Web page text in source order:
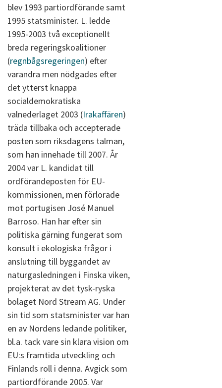
blev 1993 partiordförande samt
1995 statsminister. L. ledde
1995-2003 två exceptionellt
breda regeringskoalitioner
(regnbågsregeringen) efter
varandra men nödgades efter
det ytterst knappa
socialdemokratiska
valnederlaget 2003 (Irakaffären)
träda tillbaka och accepterade
posten som riksdagens talman,
som han innehade till 2007. År
2004 var L. kandidat till
ordförandeposten för EU-
kommissionen, men förlorade
mot portugisen José Manuel
Barroso. Han har efter sin
politiska gärning fungerat som
konsult i ekologiska frågor i
anslutning till byggandet av
naturgasledningen i Finska viken,
projekterat av det tysk-ryska
bolaget Nord Stream AG. Under
sin tid som statsminister var han
en av Nordens ledande politiker,
bl.a. tack vare sin klara vision om
EU:s framtida utveckling och
Finlands roll i denna. Avgick som
partiordförande 2005. Var